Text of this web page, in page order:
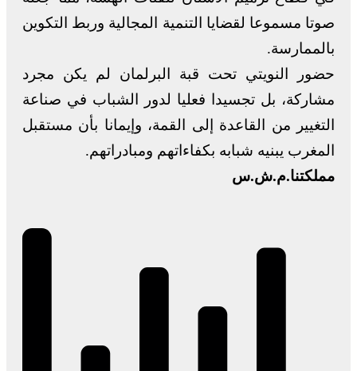
صوتا مسموعا لقضايا التنمية المجالية وربط التكوين
بالممارسة.
حضور النويتي تحت قبة البرلمان لم يكن مجرد
مشاركة، بل تجسيدا فعليا لدور الشباب في صناعة
التغيير من القاعدة إلى القمة، وإيمانا بأن مستقبل
المغرب يبنيه شبابه بكفاءاتهم ومبادراتهم.
مملكتنا.م.ش.س